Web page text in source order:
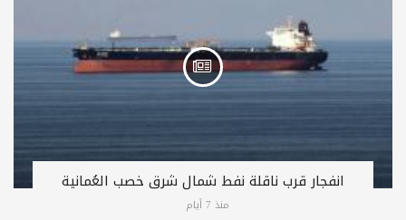
انفجار قرب ناقلة نفط شمال شرق خصب العُمانية
منذ 7 أيام